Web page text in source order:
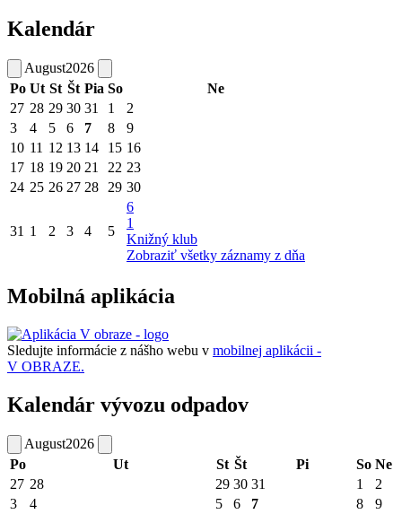
Kalendár
August2026
Po Ut St Št Pia So
Ne
27 28 29 30 31 1
2
3
4 5 6 7 8
9
10 11 12 13 14 15 16
17 18 19 20 21 22 23
24 25 26 27 28 29 30
31 1 2 3 4 5
6
1
Knižný klub
Zobraziť všetky záznamy z dňa
Mobilná aplikácia
Sledujte informácie z nášho webu v mobilnej aplikácii -
V OBRAZE.
Kalendár vývozu odpadov
August2026
Po
Ut St Št Pi So Ne
27 28 29 30 31 1
2
3
4 5 6 7 8 9